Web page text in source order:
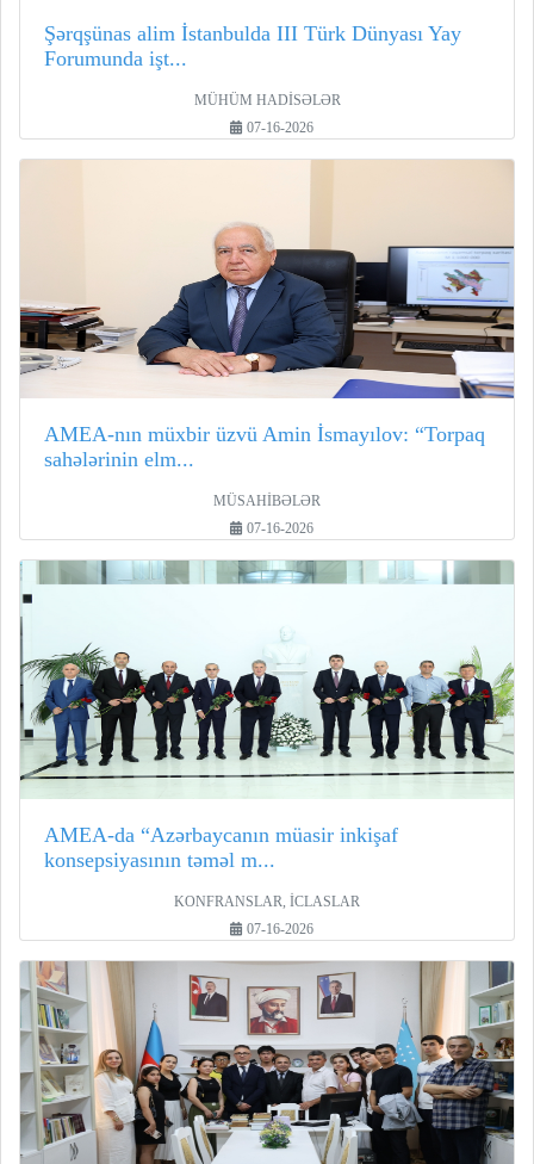
Şərqşünas alim İstanbulda III Türk Dünyası Yay
Forumunda işt...
MÜHÜM HADİSƏLƏR
07-16-2026
AMEA-nın müxbir üzvü Amin İsmayılov: “Torpaq
sahələrinin elm...
MÜSAHİBƏLƏR
07-16-2026
AMEA-da “Azərbaycanın müasir inkişaf
konsepsiyasının təməl m...
KONFRANSLAR, İCLASLAR
07-16-2026